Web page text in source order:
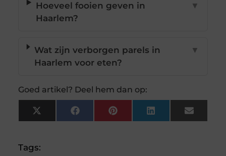
Hoeveel fooien geven in
Haarlem?
▼
Wat zijn verborgen parels in
Haarlem voor eten?
▼
Goed artikel? Deel hem dan op:
X
(Twitter)
FacebookPinterestLinkedInEmail
Tags: